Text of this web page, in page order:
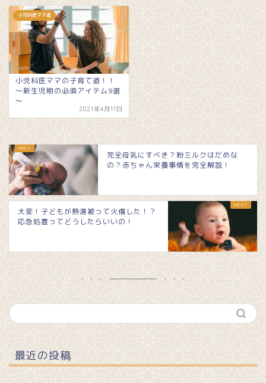
小児科医ママ道
小児科医ママの子育て道！！
～新生児期の必須アイテム9選
～
2021年4月11日
完全母乳にすべき？粉ミルクはだめな
の？赤ちゃん栄養事情を完全解説！
大変！子どもが熱湯被って火傷した！？
応急処置ってどうしたらいいの！
最近の投稿